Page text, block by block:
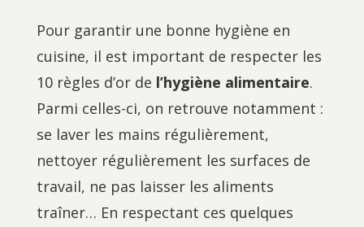
Pour garantir une bonne hygiène en
cuisine, il est important de respecter les
10 règles d’or de l’hygiène alimentaire.
Parmi celles-ci, on retrouve notamment :
se laver les mains régulièrement,
nettoyer régulièrement les surfaces de
travail, ne pas laisser les aliments
traîner… En respectant ces quelques